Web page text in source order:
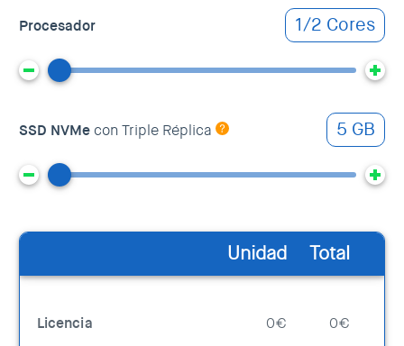
Procesador 1/2 Cores
SSD NVMe con Triple Réplica 5 GB
Unidad Total
Licencia 0€ 0€